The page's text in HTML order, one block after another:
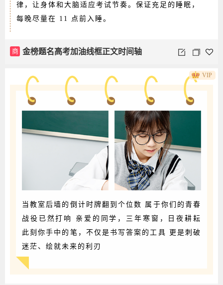
律，让身体和大脑适应考试节奏。保证充足的睡眠，
每晚尽量在 11 点前入睡。
商 金榜题名高考加油线框正文时间轴
当教室后墙的倒计时牌翻到个位数 属于你们的青春
战役已然打响 亲爱的同学，三年寒窗，日夜耕耘
此刻你手中的笔，不仅是书写答案的工具 更是刺破
迷茫、绘就未来的利刃
VIP